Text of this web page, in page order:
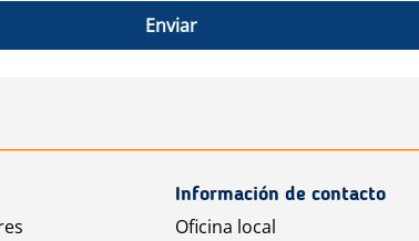
Enviar
Información de contacto
Oficina local